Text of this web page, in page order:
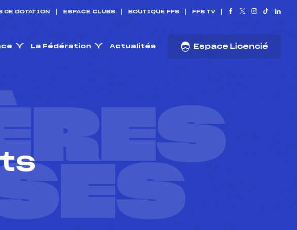
DE DOTATION ESPACE CLUBS BOUTIQUE FFS FFS TV
La Fédération Actualités Espace Licencié